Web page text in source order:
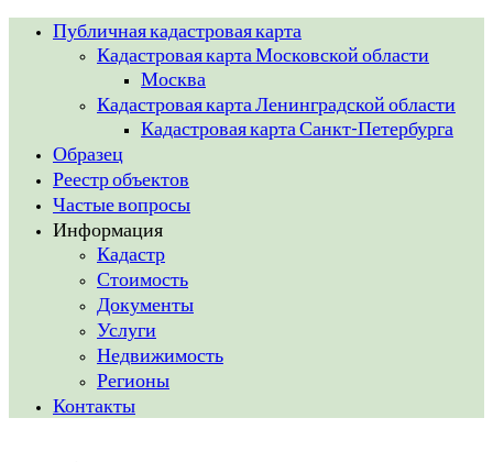
Публичная кадастровая карта
Кадастровая карта Московской области
Москва
Кадастровая карта Ленинградской области
Кадастровая карта Санкт-Петербурга
Образец
Реестр объектов
Частые вопросы
Информация
Кадастр
Стоимость
Документы
Услуги
Недвижимость
Регионы
Контакты